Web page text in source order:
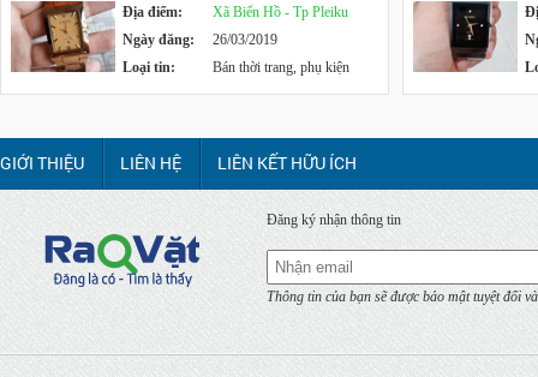
Địa điểm:
Xã Biển Hồ - Tp Pleiku
Ngày đăng:
26/03/2019
Loại tin:
Bán thời trang, phụ kiện
GIỚI THIỆU LIÊN HỆ LIÊN KẾT HỮU ÍCH
Đăng ký nhận thông tin
Thông tin của bạn sẽ được bảo mật tuyệt đối